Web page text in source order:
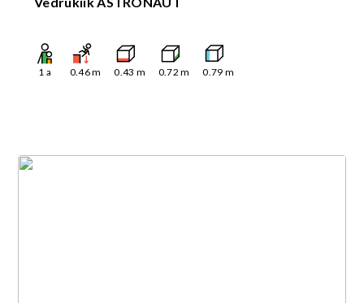
1 a 0.46m 0.43 m 0.72 m 0.79 m